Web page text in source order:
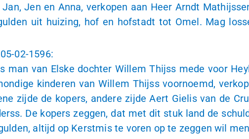
Jen en Anna, verkopen aan Heer Arndt
uit huizing, hof en hofstadt tot Omel. Mag
05-02-1596:
van Elske dochter Willem Thijss mede voor
kinderen van Willem Thijss voornoemd,
zijde de kopers, andere zijde Aert Gielis van de
De kopers zeggen, dat met dit stuk land de
altijd op Kerstmis te voren op te zeggen wil